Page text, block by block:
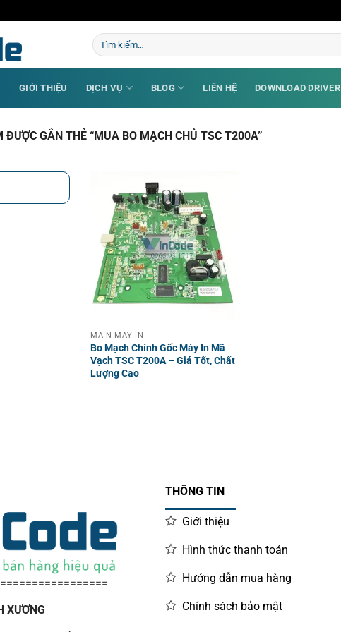
Tìm
kiếm:
GIỚI THIỆU DỊCH VỤ BLOG LIÊN HỆ DOWNLOAD DRIVER
ĐƯỢC GẮN THẺ “MUA BO MẠCH CHỦ TSC T200A”
MAIN MÁY IN
Bo Mạch Chính Gốc Máy In Mã
Vạch TSC T200A – Giá Tốt, Chất
Lượng Cao
XƯƠNG
THÔNG TIN
Giới thiệu
Hình thức thanh toán
Hướng dẫn mua hàng
Chính sách bảo mật